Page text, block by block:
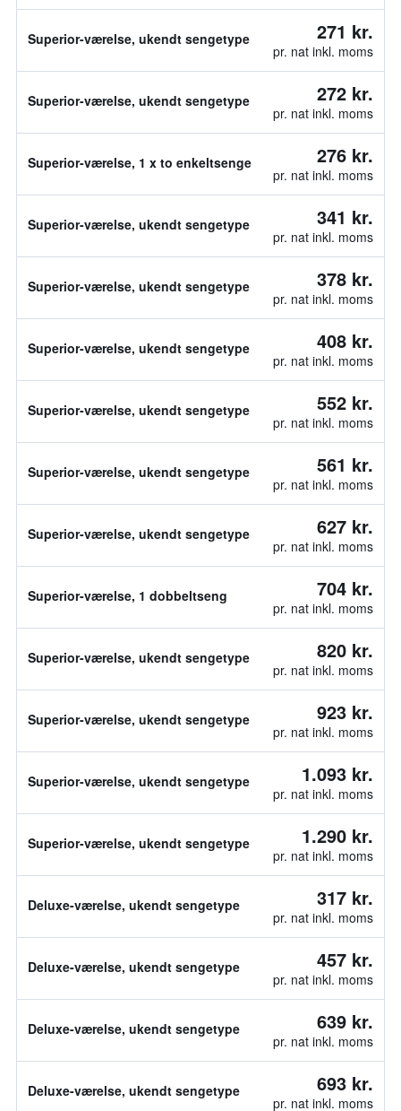
Superior-værelse, ukendt sengetype 271 kr.
pr. nat inkl. moms
Superior-værelse, ukendt sengetype 272 kr.
pr. nat inkl. moms
Superior-værelse, 1 x to enkeltsenge 276 kr.
pr. nat inkl. moms
Superior-værelse, ukendt sengetype 341 kr.
pr. nat inkl. moms
Superior-værelse, ukendt sengetype 378 kr.
pr. nat inkl. moms
Superior-værelse, ukendt sengetype 408 kr.
pr. nat inkl. moms
Superior-værelse, ukendt sengetype 552 kr.
pr. nat inkl. moms
Superior-værelse, ukendt sengetype 561 kr.
pr. nat inkl. moms
Superior-værelse, ukendt sengetype 627 kr.
pr. nat inkl. moms
Superior-værelse, 1 dobbeltseng 704 kr.
pr. nat inkl. moms
Superior-værelse, ukendt sengetype 820 kr.
pr. nat inkl. moms
Superior-værelse, ukendt sengetype 923 kr.
pr. nat inkl. moms
Superior-værelse, ukendt sengetype 1.093 kr.
pr. nat inkl. moms
Superior-værelse, ukendt sengetype 1.290 kr.
pr. nat inkl. moms
Deluxe-værelse, ukendt sengetype 317 kr.
pr. nat inkl. moms
Deluxe-værelse, ukendt sengetype 457 kr.
pr. nat inkl. moms
Deluxe-værelse, ukendt sengetype 639 kr.
pr. nat inkl. moms
Deluxe-værelse, ukendt sengetype 693 kr.
pr. nat inkl. moms